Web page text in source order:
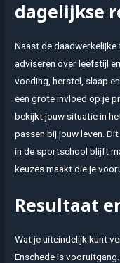
dagelijkse
Naast de daadwerkelijke
adviseren over leefstijl
voeding, herstel, slaap
een grote invloed op je
bekijkt jouw situatie in
passen bij jouw leven.
in de sportschool blijft
keuzes maakt die je
Resultaat
Wat je uiteindelijk kunt
Enschede is